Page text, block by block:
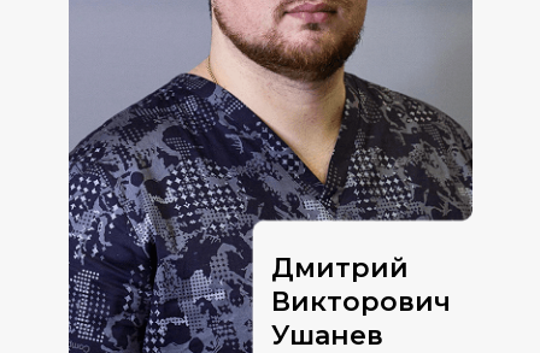
Дмитрий
Викторович
Ушанев